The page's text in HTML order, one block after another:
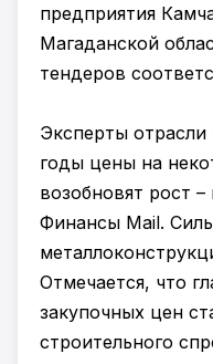
предприятия
Магаданской
тендеров
Эксперты отрасли
годы цены на
возобновят рост
Финансы Mail.
Отмечается, что
закупочных цен
строительного